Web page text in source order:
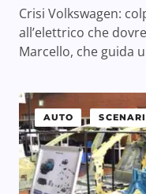
Crisi Volkswagen:
all’elettrico che
Marcello, che guida
AUTO SCENARI